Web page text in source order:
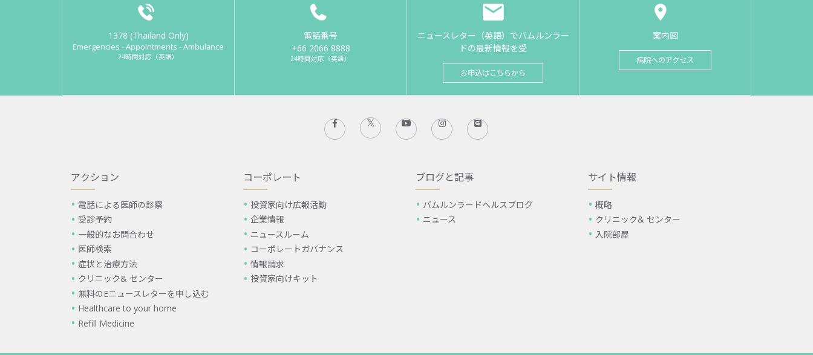
1378 (Thailand Only)
Emergencies - Appointments - Ambulance
24時間対応（英語）
電話番号
+66 2066 8888
24時間対応（英語）
ニュースレター（英語）でバムルンラー
ドの最新情報を受
お申込はこちらから
案内図
病院へのアクセス
アクション
電話による医師の診察
受診予約
一般的なお問合わせ
医師検索
症状と治療方法
クリニック& センター
無料のEニュースレターを申し込む
Healthcare to your home
Refill Medicine
コーポレート
投資家向け広報活動
企業情報
ニュースルーム
コーポレートガバナンス
情報請求
投資家向けキット
ブログと記事
バムルンラードヘルスブログ
ニュース
サイト情報
概略
クリニック& センター
入院部屋